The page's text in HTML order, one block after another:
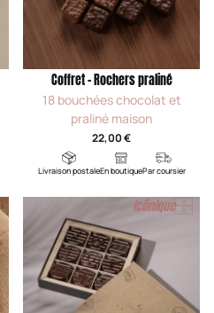
Coffret - Rochers praliné
18 bouchées chocolat et
praliné maison
22,00 €
Livraison postaleEn boutiquePar coursier
Icônique